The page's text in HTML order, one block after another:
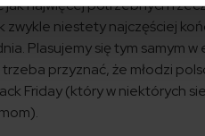
najwięcej potrzebnych
niestety najczęściej
Plasujemy się tym samym
przyznać, że młodzi
Friday (który w niektórych